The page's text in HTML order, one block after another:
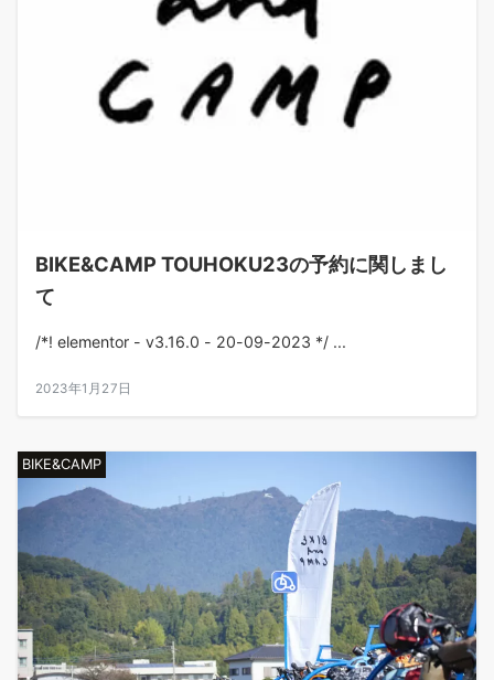
BIKE&CAMP TOUHOKU23の予約に関しまし
て
/*! elementor - v3.16.0 - 20-09-2023 */ ...
2023年1月27日
BIKE&CAMP